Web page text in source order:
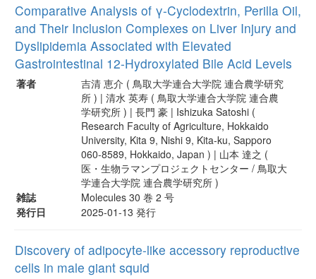
Comparative Analysis of γ-Cyclodextrin, Perilla Oil,
and Their Inclusion Complexes on Liver Injury and
Dyslipidemia Associated with Elevated
Gastrointestinal 12-Hydroxylated Bile Acid Levels
著者
吉清 恵介 ( 鳥取大学連合大学院 連合農学研究
所 ) | 清水 英寿 ( 鳥取大学連合大学院 連合農
学研究所 ) | 長門 豪 | Ishizuka Satoshi (
Research Faculty of Agriculture, Hokkaido
University, Kita 9, Nishi 9, Kita-ku, Sapporo
060-8589, Hokkaido, Japan ) | 山本 達之 (
医・生物ラマンプロジェクトセンター / 鳥取大
学連合大学院 連合農学研究所 )
雑誌
Molecules 30 巻 2 号
発行日
2025-01-13 発行
Discovery of adipocyte-like accessory reproductive
cells in male giant squid